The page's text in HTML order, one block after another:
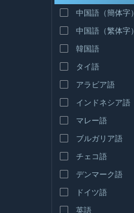
中国語（簡体字）
中国語（繁体字）
韓国語
タイ語
アラビア語
インドネシア語
マレー語
ブルガリア語
チェコ語
デンマーク語
ドイツ語
英語